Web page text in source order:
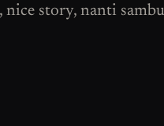
nice story, nanti